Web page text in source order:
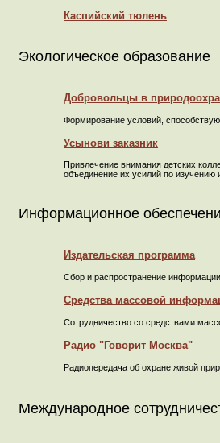
Каспийский тюлень
Экологическое образование
Добровольцы в
Формирование условий,
Усынови заказник
Привлечение внимания детских
объединение их усилий по
Информационное
Издательская программа
Сбор и распространение
Средства массовой
Cотрудничество со средствами
Радио "Говорит Москва"
Радиопередача об охране живой
Международное